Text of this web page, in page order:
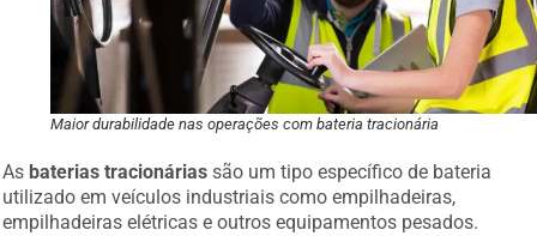
Maior durabilidade nas operações com bateria tracionária
As baterias tracionárias são um tipo específico de bateria
utilizado em veículos industriais como empilhadeiras,
empilhadeiras elétricas e outros equipamentos pesados.